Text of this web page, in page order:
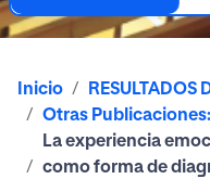
Inicio
RESULTADOS
Otras
La experiencia
como forma de